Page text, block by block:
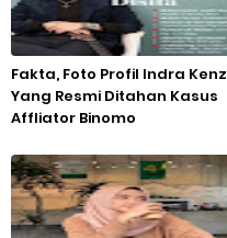
Fakta, Foto Profil Indra Kenz
Yang Resmi Ditahan Kasus
Affliator Binomo